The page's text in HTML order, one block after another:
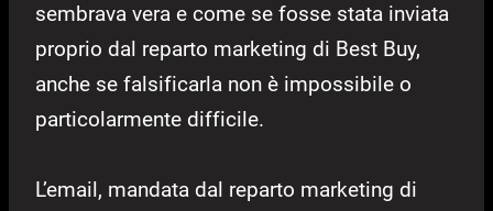
sembrava vera e come se fosse stata inviata
proprio dal reparto marketing di Best Buy,
anche se falsificarla non è impossibile o
particolarmente difficile.
L’email, mandata dal reparto marketing di